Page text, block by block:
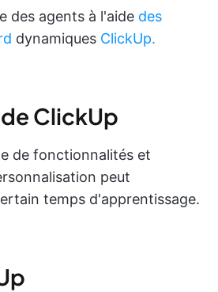
des agents à l'aide des
dynamiques ClickUp.
ClickUp
de fonctionnalités et
peut
temps d'apprentissage.